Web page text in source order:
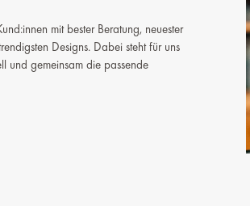
mit bester Beratung, neuester
Designs. Dabei steht für uns
und gemeinsam die passende